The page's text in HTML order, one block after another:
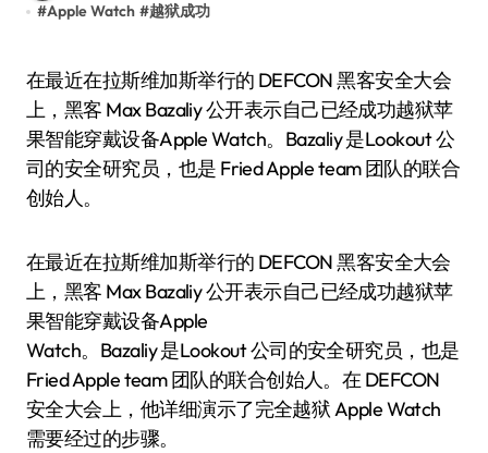
#Apple Watch #越狱成功
在最近在拉斯维加斯举行的 DEFCON 黑客安全大会
上，黑客 Max Bazaliy 公开表示自己已经成功越狱苹
果智能穿戴设备Apple Watch。Bazaliy 是Lookout 公
司的安全研究员，也是 Fried Apple team 团队的联合
创始人。
在最近在拉斯维加斯举行的 DEFCON 黑客安全大会
上，黑客 Max Bazaliy 公开表示自己已经成功越狱苹
果智能穿戴设备Apple
Watch。Bazaliy 是Lookout 公司的安全研究员，也是
Fried Apple team 团队的联合创始人。在 DEFCON
安全大会上，他详细演示了完全越狱 Apple Watch
需要经过的步骤。